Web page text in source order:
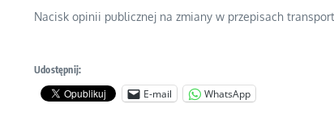
Nacisk opinii publicznej na zmiany w przepisach
Udostępnij:
E-mail WhatsApp